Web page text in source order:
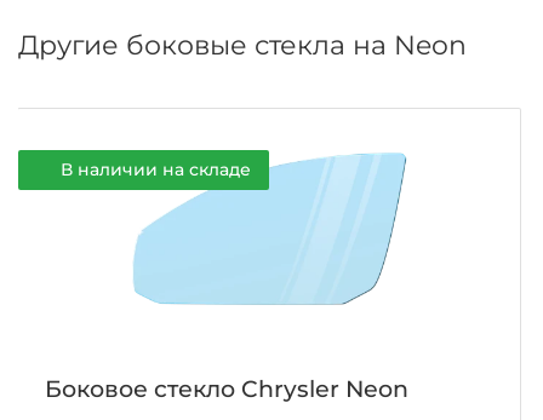
Другие боковые стекла на Neon
В наличии на складе
Боковое стекло Chrysler Neon